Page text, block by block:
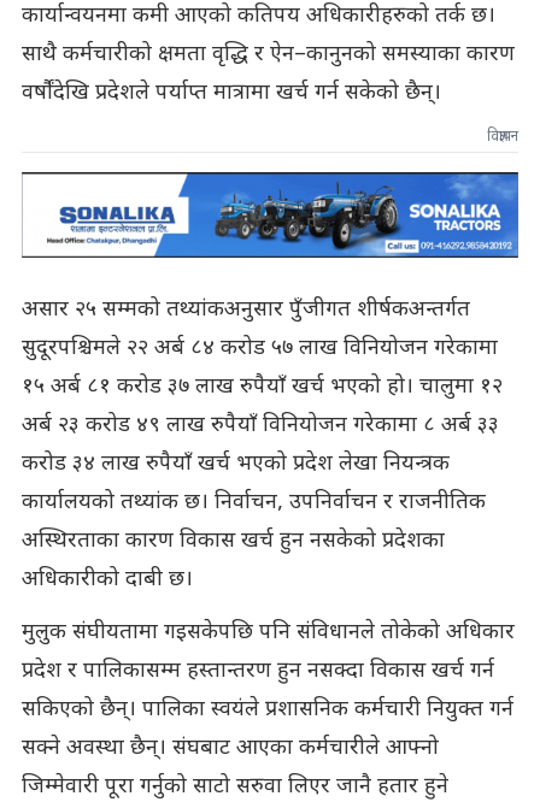
कार्यान्वयनमा कमी आएको कतिपय अधिकारीहरुको तर्क छ।
साथै कर्मचारीको क्षमता वृद्धि र ऐन–कानुनको समस्याका कारण
वर्षौंदेखि प्रदेशले पर्याप्त मात्रामा खर्च गर्न सकेको छैन्।
विज्ञापन
असार २५ सम्मको तथ्यांकअनुसार पुँजीगत शीर्षकअन्तर्गत
सुदूरपश्चिमले २२ अर्ब ८४ करोड ५७ लाख विनियोजन गरेकामा
१५ अर्ब ८१ करोड ३७ लाख रुपैयाँ खर्च भएको हो। चालुमा १२
अर्ब २३ करोड ४९ लाख रुपैयाँ विनियोजन गरेकामा ८ अर्ब ३३
करोड ३४ लाख रुपैयाँ खर्च भएको प्रदेश लेखा नियन्त्रक
कार्यालयको तथ्यांक छ। निर्वाचन, उपनिर्वाचन र राजनीतिक
अस्थिरताका कारण विकास खर्च हुन नसकेको प्रदेशका
अधिकारीको दाबी छ।
मुलुक संघीयतामा गइसकेपछि पनि संविधानले तोकेको अधिकार
प्रदेश र पालिकासम्म हस्तान्तरण हुन नसक्दा विकास खर्च गर्न
सकिएको छैन्। पालिका स्वयंले प्रशासनिक कर्मचारी नियुक्त गर्न
सक्ने अवस्था छैन्। संघबाट आएका कर्मचारीले आफ्नो
जिम्मेवारी पूरा गर्नुको साटो सरुवा लिएर जानै हतार हुने